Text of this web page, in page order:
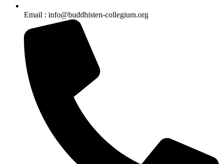
Email : info@buddhisten-collegium.org